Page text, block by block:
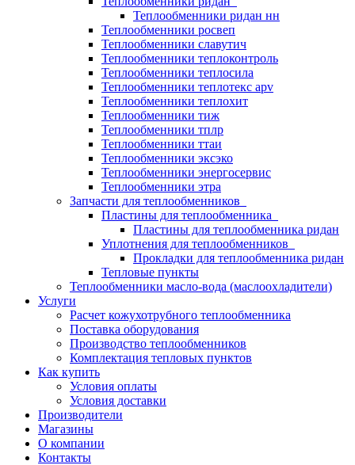
Теплообменники ридан нн
Теплообменники росвеп
Теплообменники славутич
Теплообменники теплоконтроль
Теплообменники теплосила
Теплообменники теплотекс apv
Теплообменники теплохит
Теплообменники тиж
Теплообменники тплр
Теплообменники ттаи
Теплообменники эксэко
Теплообменники энергосервис
Теплообменники этра
Запчасти для теплообменников
Пластины для теплообменника
Пластины для теплообменника ридан
Уплотнения для теплообменников
Прокладки для теплообменника ридан
Тепловые пункты
Теплообменники масло-вода (маслоохладители)
Услуги
Расчет кожухотрубного теплообменника
Поставка оборудования
Производство теплообменников
Комплектация тепловых пунктов
Как купить
Условия оплаты
Условия доставки
Производители
Магазины
О компании
Контакты